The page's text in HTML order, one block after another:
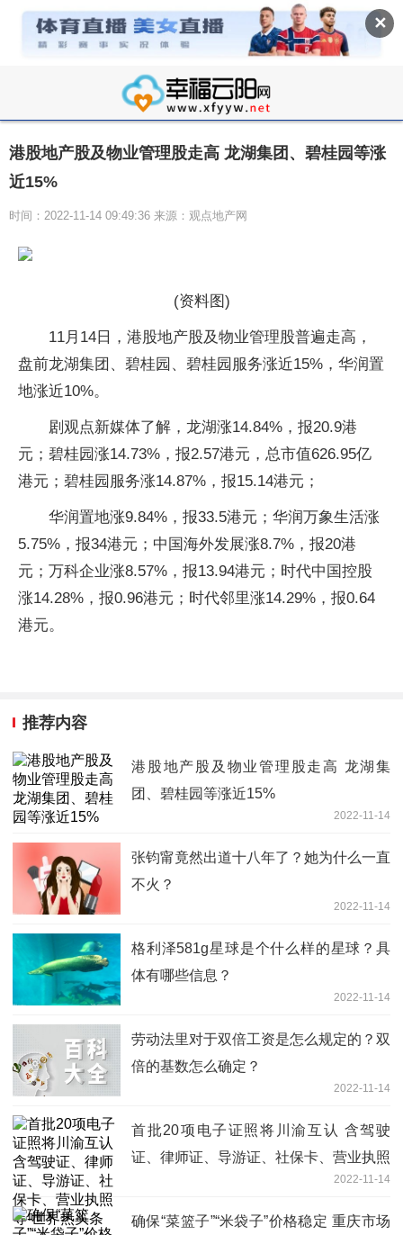
✕
港股地产股及物业管理股走高 龙湖集团、碧桂园等涨
近15%
时间：2022-11-14 09:49:36 来源：观点地产网
(资料图)
11月14日，港股地产股及物业管理股普遍走高，
盘前龙湖集团、碧桂园、碧桂园服务涨近15%，华润置
地涨近10%。
剧观点新媒体了解，龙湖涨14.84%，报20.9港
元；碧桂园涨14.73%，报2.57港元，总市值626.95亿
港元；碧桂园服务涨14.87%，报15.14港元；
华润置地涨9.84%，报33.5港元；华润万象生活涨
5.75%，报34港元；中国海外发展涨8.7%，报20港
元；万科企业涨8.57%，报13.94港元；时代中国控股
涨14.28%，报0.96港元；时代邻里涨14.29%，报0.64
港元。
推荐内容
港股地产股及物业管理股走高 龙湖集
团、碧桂园等涨近15%
2022-11-14
张钧甯竟然出道十八年了？她为什么一直
不火？
2022-11-14
格利泽581g星球是个什么样的星球？具
体有哪些信息？
2022-11-14
劳动法里对于双倍工资是怎么规定的？双
倍的基数怎么确定？
2022-11-14
首批20项电子证照将川渝互认 含驾驶
证、律师证、导游证、社保卡、营业执照
2022-11-14
确保“菜篮子”“米袋子”价格稳定 重庆市场